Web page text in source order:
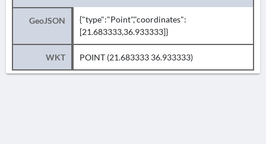
GeoJSON
{"type":"Point","coordinates":
[21.683333,36.933333]}
WKT POINT (21.683333 36.933333)